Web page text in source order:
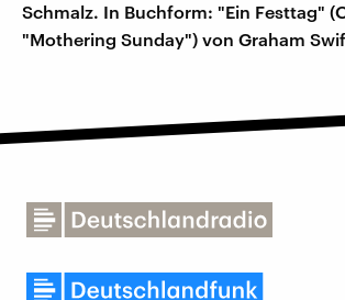
Schmalz. In Buchform: "Ein Festtag"
"Mothering Sunday") von Graham